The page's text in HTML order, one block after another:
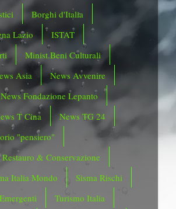
Borghi d'Italia
Lazio
ISTAT
Minist.Beni Culturali
Asia
News Avvenire
News Fondazione Lepanto
T Cina
News TG 24
"pensiero"
Restauro & Conservazione
Italia Mondo
Sisma Rischi
Turismo Italia